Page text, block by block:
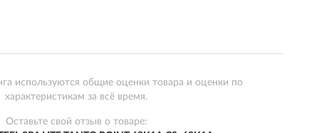
используются общие оценки товара и оценки по
характеристикам за всё время.
Оставьте свой отзыв о товаре: